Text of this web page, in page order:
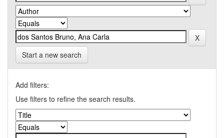
Start a new search
Add filters:
Use filters to refine the search results.